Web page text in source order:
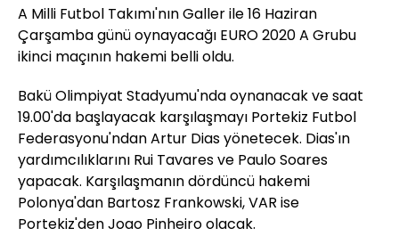
A Milli Futbol Takımı'nın Galler ile 16 Haziran
Çarşamba günü oynayacağı EURO 2020 A Grubu
ikinci maçının hakemi belli oldu.
Bakü Olimpiyat Stadyumu'nda oynanacak ve saat
19.00'da başlayacak karşılaşmayı Portekiz Futbol
Federasyonu'ndan Artur Dias yönetecek. Dias'ın
yardımcılıklarını Rui Tavares ve Paulo Soares
yapacak. Karşılaşmanın dördüncü hakemi
Polonya'dan Bartosz Frankowski, VAR ise
Portekiz'den Joao Pinheiro olacak.